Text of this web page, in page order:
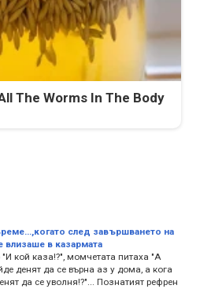
The Worms In The Body
след завършването на
влизаше в казармата
"И кой каза!?", момчетата питаха "А
денят да се върна аз у дома, а кога
да се уволня!?"... Познатият рефрен